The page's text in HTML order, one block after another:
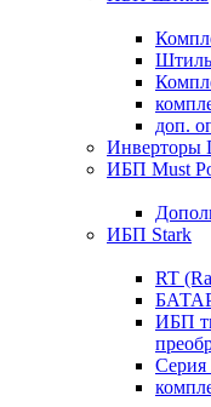
Штиль
доп.
Инверторы
ИБП Must
ИБП Stark
RT
ИБП